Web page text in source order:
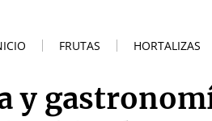
FRUTAS HORTALIZAS
y